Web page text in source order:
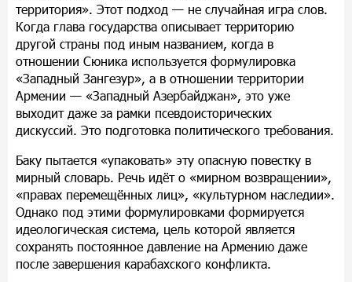
территория». Этот подход — не случайная игра слов.
Когда глава государства описывает территорию
другой страны под иным названием, когда в
отношении Сюника используется формулировка
«Западный Зангезур», а в отношении территории
Армении — «Западный Азербайджан», это уже
выходит даже за рамки псевдоисторических
дискуссий. Это подготовка политического требования.
Баку пытается «упаковать» эту опасную повестку в
мирный словарь. Речь идёт о «мирном возвращении»,
«правах перемещённых лиц», «культурном наследии».
Однако под этими формулировками формируется
идеологическая система, цель которой является
сохранять постоянное давление на Армению даже
после завершения карабахского конфликта.